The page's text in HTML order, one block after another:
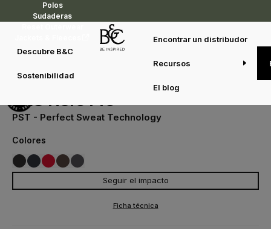
Polos
Sudaderas
Descubre B&C
Sostenibilidad
Encontrar un distribudor
Recursos
El blog
B&C Hero Pro
B&C Hero Pro
PST - Perfect Sweat Technology
Colores
670
Seguir el impacto
Ficha técnica